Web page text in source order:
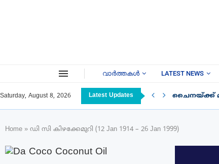
വാർത്തകൾ LATEST NEWS
Saturday, August 8, 2026 Latest Updates ചൈനയ്ക്ക്
Home » ഡി സി കിഴക്കേമുറി (12 Jan 1914 – 26 Jan 1999)